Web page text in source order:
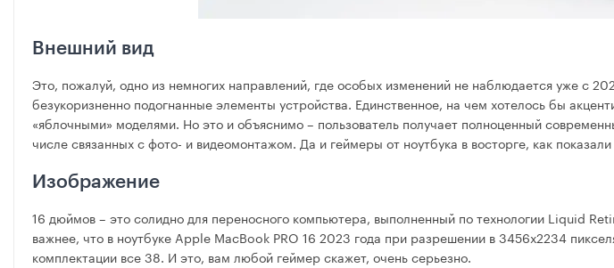
Внешний вид
Это, пожалуй, одно из немногих направлений, где особых изменений не наблюдается уже с
безукоризненно подогнанные элементы устройства. Единственное, на чем хотелось бы
«яблочными» моделями. Но это и объяснимо – пользователь получает полноценный
числе связанных с фото- и видеомонтажом. Да и геймеры от ноутбука в восторге, как
Изображение
16 дюймов – это солидно для переносного компьютера, выполненный по технологии Liquid
важнее, что в ноутбуке Apple MacBook PRO 16 2023 года при разрешении в 3456х2234
комплектации все 38. И это, вам любой геймер скажет, очень серьезно.